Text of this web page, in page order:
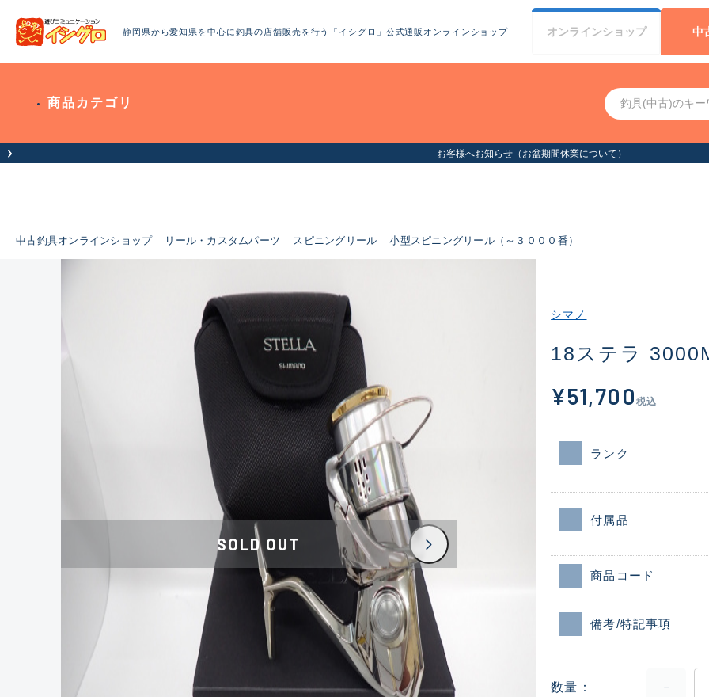
静岡県から愛知県を中心に釣具の店舗販売を行う「イシグロ」公式通販オンラインショップ オンラインショップ 中
商品カテゴリ
中古釣具オンラインショップ リール・カスタムパーツ スピニングリール 小型スピニングリール（～３０００番）
SOLD OUT
シマノ
18ステラ
¥51,700 税込
ランク
付属品
商品コード
備考/特記事項
数量